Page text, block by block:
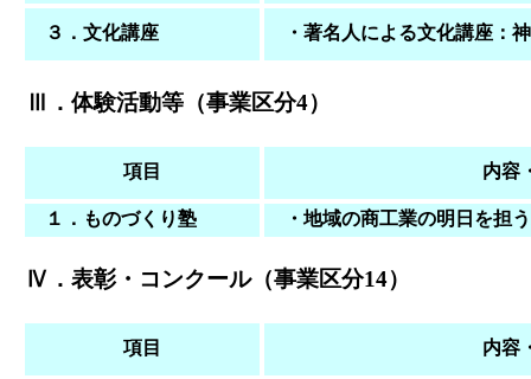
３．文化講座 ・著名人による文化講座：
Ⅲ．体験活動等（事業区分4）
項目 内容
１．ものづくり塾 ・地域の商工業の明日を担
Ⅳ．表彰・コンクール（事業区分14）
項目 内容